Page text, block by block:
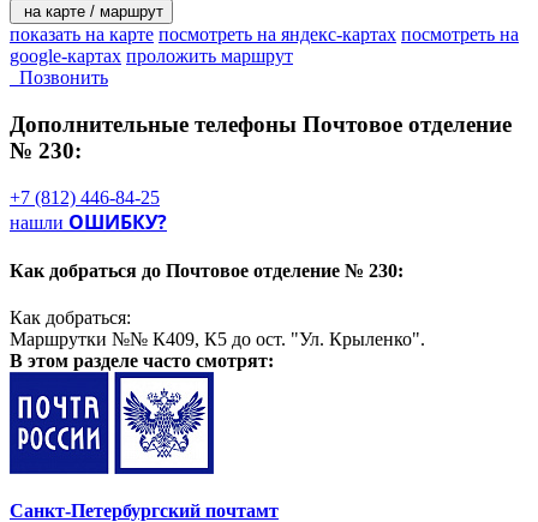
- «Почта Деда Мороза»;
- подписка на собрание сочинений книжного клуба «Терра».
Решения для бизнеса:
- денежные переводы «КиберДеньги» для корпоративных
клиентов;
материалов в отделениях почтовой связи, наружной рекламы,
распространение печатной рекламы);
- директ-мейл.
на карте / маршрут
показать на карте посмотреть на яндекс-картах посмотреть на
google-картах проложить маршрут
Позвонить
Дополнительные телефоны Почтовое отделение
№ 230:
+7 (812) 446-84-25
нашли ОШИБКУ?
Как добраться до Почтовое отделение № 230:
Как добраться:
Маршрутки №№ К409, К5 до ост. "Ул. Крыленко".
В этом разделе часто смотрят:
Санкт-Петербургский почтамт